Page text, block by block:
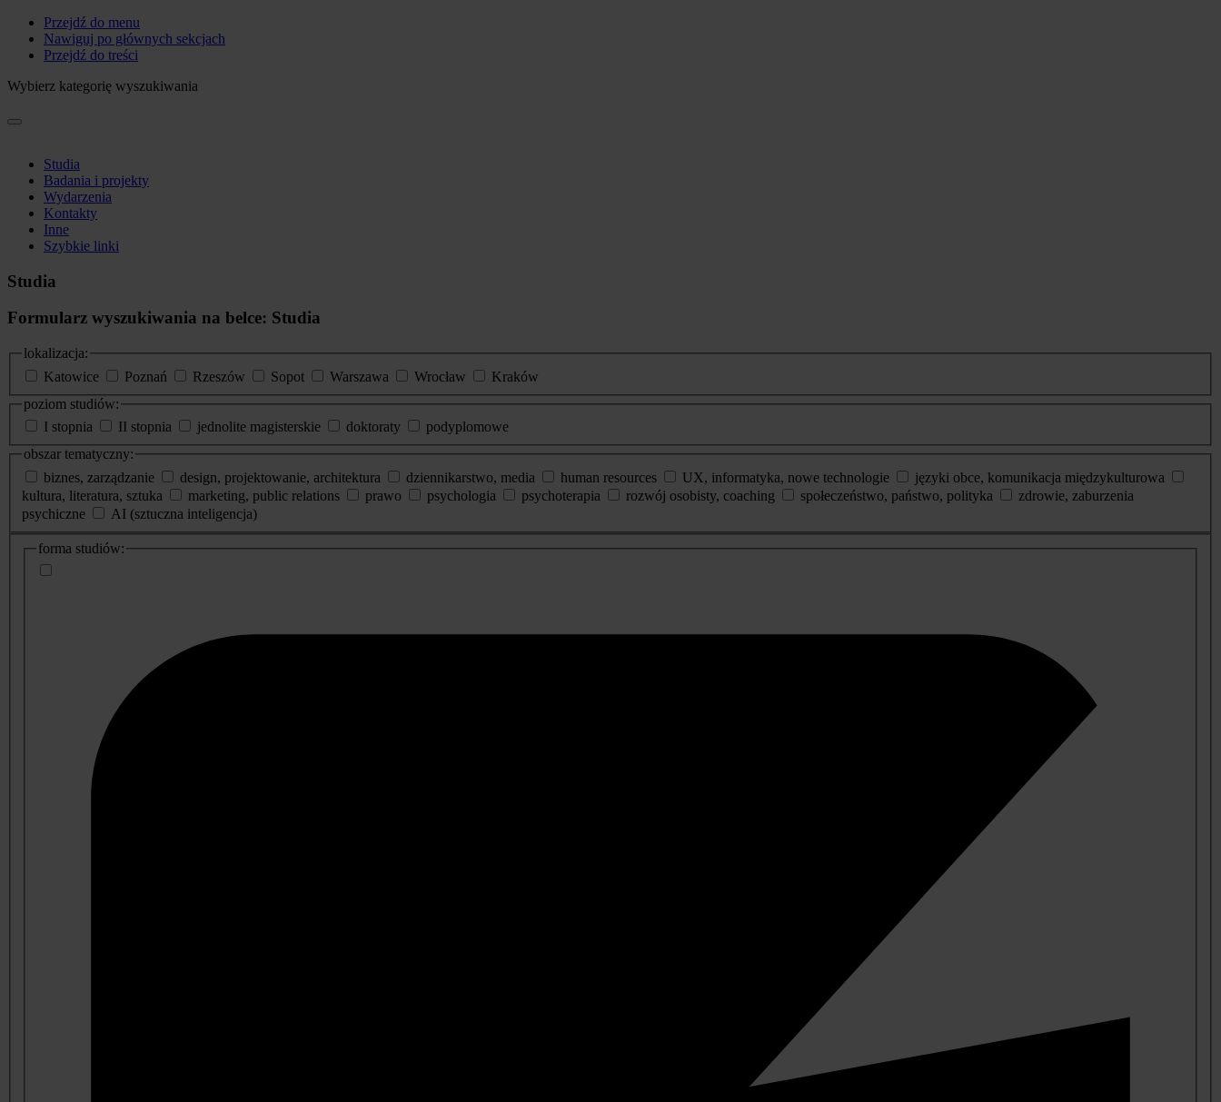
Przejdź do menu
Nawiguj po głównych sekcjach
Przejdź do treści
Wybierz kategorię wyszukiwania
Studia
Badania i projekty
Wydarzenia
Kontakty
Inne
Szybkie linki
Studia
Formularz wyszukiwania na belce: Studia
lokalizacja:
Katowice
Poznań Rzeszów Sopot Warszawa Wrocław
Kraków
poziom studiów:
I stopnia
II stopnia jednolite magisterskie doktoraty
podyplomowe
obszar tematyczny:
biznes, zarządzanie
design, projektowanie, architektura dziennikarstwo, media human resources UX, informatyka, nowe technologie
języki obce, komunikacja międzykulturowa
kultura, literatura, sztuka
marketing, public relations prawo psychologia psychoterapia rozwój osobisty, coaching społeczeństwo, państwo, polityka
zdrowie, zaburzenia
psychiczne
AI (sztuczna inteligencja)
dodatkowe
informacje
forma studiów: